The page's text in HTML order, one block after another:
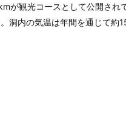
が観光コースとして公開され
洞内の気温は年間を通じて約